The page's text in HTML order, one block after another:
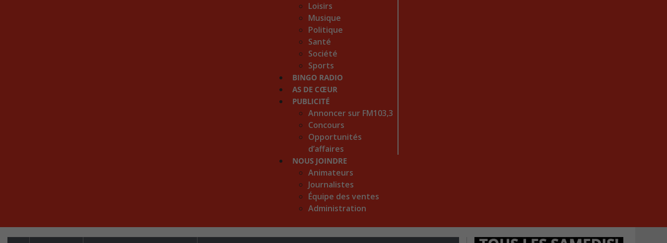
Loisirs
Musique
Politique
Santé
Société
Sports
BINGO RADIO
AS DE CŒUR
PUBLICITÉ
Annoncer sur FM103,3
Concours
Opportunités
d’affaires
NOUS JOINDRE
Animateurs
Journalistes
Équipe des ventes
Administration